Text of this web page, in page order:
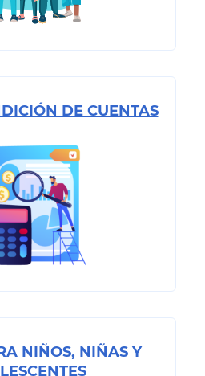
DE CUENTAS
NIÑOS, NIÑAS Y